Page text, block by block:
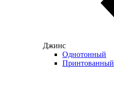
Джинс
Однотонный
Принтованный